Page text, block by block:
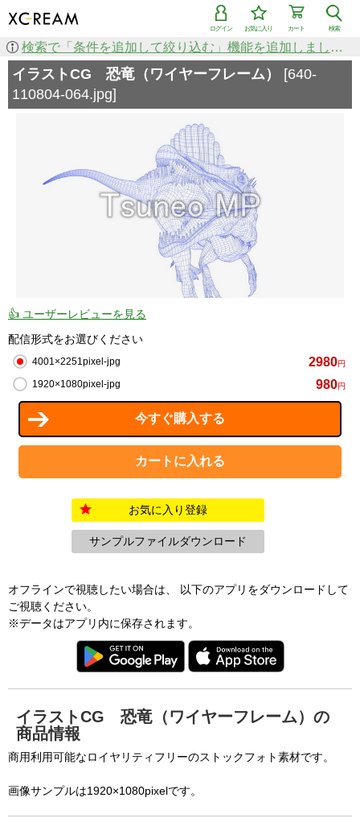
検索
カート
お気に入り
ログイン
検索で「条件を追加して絞り込む」機能を追加しました！
イラストCG 恐竜（ワイヤーフレーム） [640-
110804-064.jpg]
👍 ユーザーレビューを見る
配信形式をお選びください
4001×2251pixel-jpg 2980円
1920×1080pixel-jpg 980円
お気に入り登録
サンプルファイルダウンロード
オフラインで視聴したい場合は、 以下のアプリをダウンロードして
ご視聴ください。
※データはアプリ内に保存されます。
イラストCG 恐竜（ワイヤーフレーム）の
商品情報
商用利用可能なロイヤリティフリーのストックフォト素材です。
画像サンプルは1920×1080pixelです。